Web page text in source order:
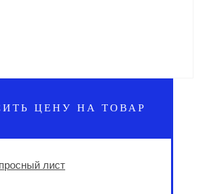
ЦЕНУ НА ТОВАР
лист